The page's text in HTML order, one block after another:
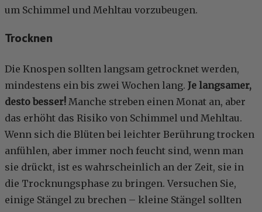
um Schimmel und Mehltau vorzubeugen.
Trocknen
Die Knospen sollten langsam getrocknet werden,
mindestens ein bis zwei Wochen lang. Je langsamer,
desto besser! Manche streben einen Monat an, aber
das erhöht das Risiko von Schimmel und Mehltau.
Wenn sich die Blüten bei leichter Berührung trocken
anfühlen, aber immer noch feucht sind, wenn man
sie drückt, ist es wahrscheinlich an der Zeit, sie in
die Trocknungsphase zu bringen. Versuchen Sie,
einige Stängel zu brechen – kleine Stängel sollten